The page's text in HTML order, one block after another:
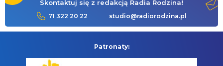
Skontaktuj się z redakcją Radia Rodzina!
71 322 20 22 studio@radiorodzina.pl
Patronaty: